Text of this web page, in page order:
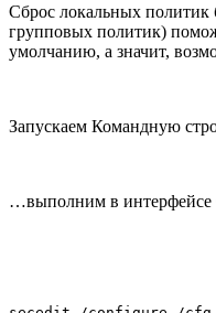
Сброс локальных политик
групповых политик)
умолчанию, а значит,
Запускаем Командную
…выполним в интерфейсе